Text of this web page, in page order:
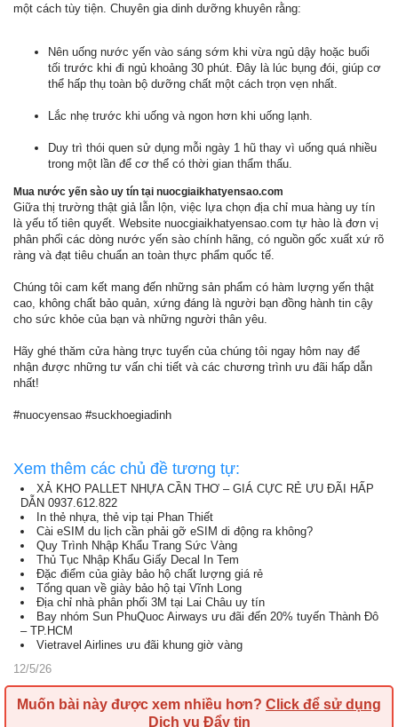
một cách tùy tiện. Chuyên gia dinh dưỡng khuyên rằng:
Nên uống nước yến vào sáng sớm khi vừa ngủ dậy hoặc buổi
tối trước khi đi ngủ khoảng 30 phút. Đây là lúc bụng đói, giúp cơ
thể hấp thụ toàn bộ dưỡng chất một cách trọn vẹn nhất.
Lắc nhẹ trước khi uống và ngon hơn khi uống lạnh.
Duy trì thói quen sử dụng mỗi ngày 1 hũ thay vì uống quá nhiều
trong một lần để cơ thể có thời gian thẩm thấu.
Mua nước yến sào uy tín tại nuocgiaikhatyensao.com
Giữa thị trường thật giả lẫn lộn, việc lựa chọn địa chỉ mua hàng uy tín
là yếu tố tiên quyết. Website nuocgiaikhatyensao.com tự hào là đơn vị
phân phối các dòng nước yến sào chính hãng, có nguồn gốc xuất xứ rõ
ràng và đạt tiêu chuẩn an toàn thực phẩm quốc tế.
Chúng tôi cam kết mang đến những sản phẩm có hàm lượng yến thật
cao, không chất bảo quản, xứng đáng là người bạn đồng hành tin cậy
cho sức khỏe của bạn và những người thân yêu.
Hãy ghé thăm cửa hàng trực tuyến của chúng tôi ngay hôm nay để
nhận được những tư vấn chi tiết và các chương trình ưu đãi hấp dẫn
nhất!
#nuocyensao #suckhoegiadinh
Xem thêm các chủ đề tương tự:
XẢ KHO PALLET NHỰA CẦN THƠ – GIÁ CỰC RẺ ƯU ĐÃI HẤP
DẪN 0937.612.822
In thẻ nhựa, thẻ vip tại Phan Thiết
Cài eSIM du lịch cần phải gỡ eSIM di động ra không?
Quy Trình Nhập Khẩu Trang Sức Vàng
Thủ Tục Nhập Khẩu Giấy Decal In Tem
Đặc điểm của giày bảo hộ chất lượng giá rẻ
Tổng quan về giày bảo hộ tại Vĩnh Long
Địa chỉ nhà phân phối 3M tại Lai Châu uy tín
Bay nhóm Sun PhuQuoc Airways ưu đãi đến 20% tuyến Thành Đô
– TP.HCM
Vietravel Airlines ưu đãi khung giờ vàng
12/5/26
Muốn bài này được xem nhiều hơn? Click để sử dụng
Dịch vụ Đẩy tin